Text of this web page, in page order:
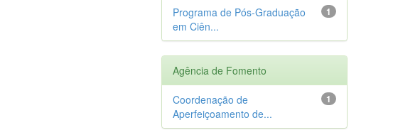
1
Programa de Pós-Graduação
em Ciên...
Agência de Fomento
1
Coordenação de
Aperfeiçoamento de...